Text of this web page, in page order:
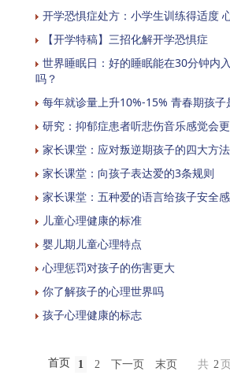
开学恐惧症处方：小学生训练得适度
【开学特稿】三招化解开学恐惧症
世界睡眠日：好的睡眠能在30分钟内
吗？
每年就诊量上升10%-15% 青春期孩
研究：抑郁症患者听悲伤音乐感觉会
家长课堂：应对叛逆期孩子的四大方法
家长课堂：向孩子表达爱的3条规则
家长课堂：五种爱的语言给孩子安全感
儿童心理健康的标准
婴儿期儿童心理特点
心理惩罚对孩子的伤害更大
你了解孩子的心理世界吗
孩子心理健康的标志
首页 1 2 下一页 末页 共 2 页